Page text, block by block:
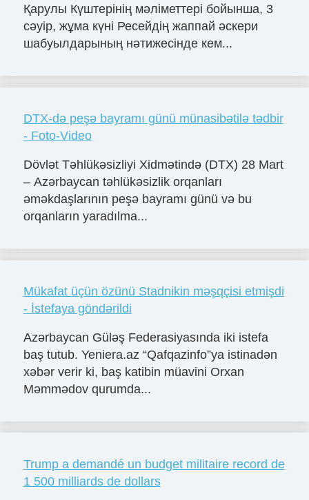
Қарулы Күштерінің мәліметтері бойынша, 3
сәуір, жұма күні Ресейдің жаппай әскери
шабуылдарының нәтижесінде кем...
DTX-də peşə bayramı günü münasibətilə tədbir
- Foto-Video
Dövlət Təhlükəsizliyi Xidmətində (DTX) 28 Mart
– Azərbaycan təhlükəsizlik orqanları
əməkdaşlarının peşə bayramı günü və bu
orqanların yaradılma...
Mükafat üçün özünü Stadnikin məşqçisi etmişdi
- İstefaya göndərildi
Azərbaycan Güləş Federasiyasında iki istefa
baş tutub. Yeniera.az “Qafqazinfo”ya istinadən
xəbər verir ki, baş katibin müavini Orxan
Məmmədov qurumda...
Trump a demandé un budget militaire record de
1 500 milliards de dollars